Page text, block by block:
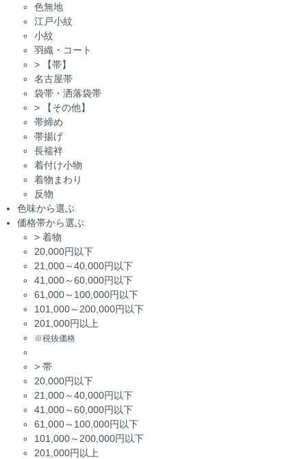
色無地
江戸小紋
小紋
羽織・コート
>
【帯】
名古屋帯
袋帯・洒落袋帯
>
【その他】
帯締め
帯揚げ
長襦袢
着付け小物
着物まわり
反物
色味から選ぶ
価格帯から選ぶ
> 着物
20,000円以下
21,000～40,000円以下
41,000～60,000円以下
61,000～100,000円以下
101,000～200,000円以下
201,000円以上
※税抜価格
> 帯
20,000円以下
21,000～40,000円以下
41,000～60,000円以下
61,000～100,000円以下
101,000～200,000円以下
201,000円以上